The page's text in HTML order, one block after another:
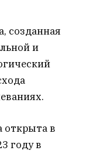
созданная
и
открыта в
году в